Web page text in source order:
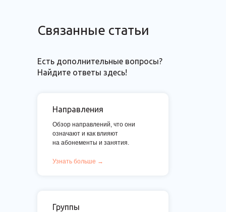
Узнать больше →
Направления
Обзор направлений, что они
означают и как влияют
на абонементы и занятия.
Группы
Связанные статьи
Есть дополнительные вопросы?
Найдите ответы здесь!